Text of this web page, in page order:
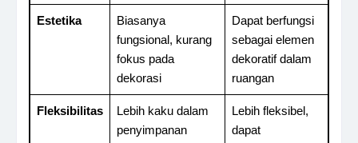
Estetika
Biasanya
fungsional, kurang
fokus pada
dekorasi
Dapat berfungsi
sebagai elemen
dekoratif dalam
ruangan
Fleksibilitas
Lebih kaku dalam
penyimpanan
Lebih fleksibel,
dapat